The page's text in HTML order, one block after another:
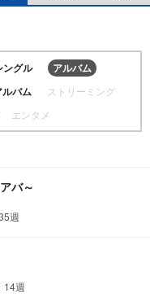
ングル アルバム
バム ストリーミング
エンタメ
バ～
週
14週